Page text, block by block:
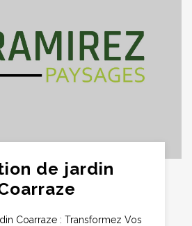
de jardin
Coarraze : Transformez Vos